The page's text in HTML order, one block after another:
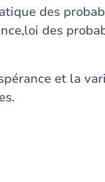
des
des
et la